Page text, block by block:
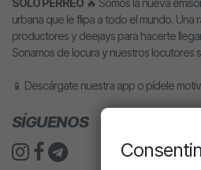
SOLO PERREO 🔥 Somos la nueva
urbana que le flipa a todo el mundo. Una
productores y deejays para hacerte
Sonamos de locura y nuestros locutores
📱 Descárgate nuestra app o pídele
SÍGUENOS